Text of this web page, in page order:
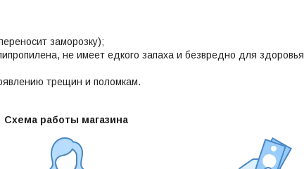
заморозку);
не имеет едкого запаха и безвредно для здоровья
трещин и поломкам.
Схема работы магазина